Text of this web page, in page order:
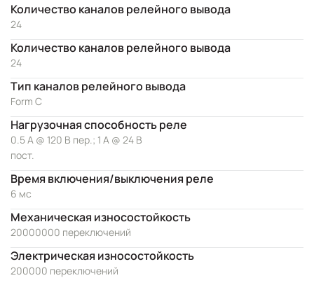
Количество каналов релейного вывода
24
Количество каналов релейного вывода
24
Тип каналов релейного вывода
Form C
Нагрузочная способность реле
0.5 А @ 120 В пер.; 1 А @ 24 В
пост.
Время включения/выключения реле
6 мс
Механическая износостойкость
20000000 переключений
Электрическая износостойкость
200000 переключений